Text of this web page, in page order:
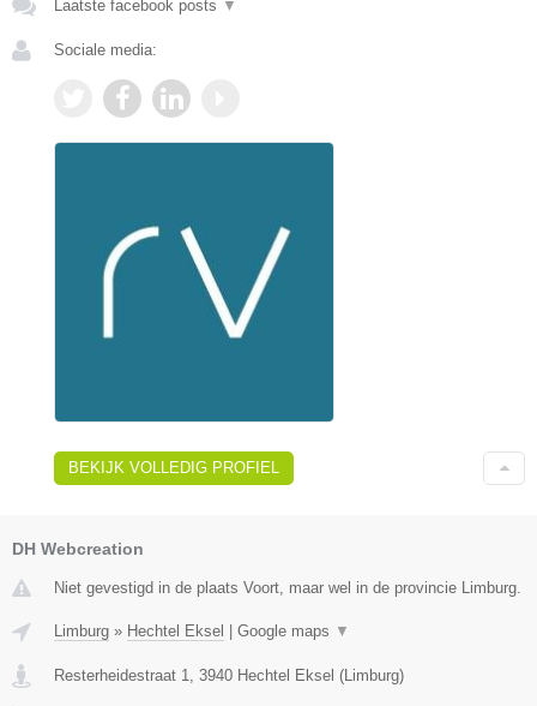
Laatste facebook posts ▼
Sociale media:
BEKIJK VOLLEDIG PROFIEL
DH Webcreation
Niet gevestigd in de plaats Voort, maar wel in de provincie Limburg.
Limburg » Hechtel Eksel | Google maps ▼
Resterheidestraat 1 3940 Hechtel Eksel (Limburg)